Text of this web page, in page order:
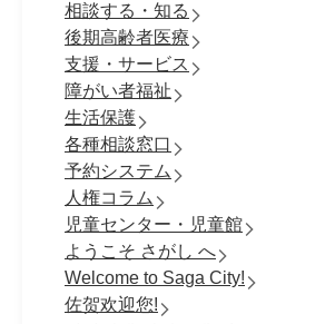
相談する・知る
後期高齢者医療
支援・サービス
障がい者福祉
生活保護
各種相談窓口
予約システム
人権コラム
児童センター・児童館
ようこそ さがし へ
Welcome to Saga City!
佐贺欢迎您!